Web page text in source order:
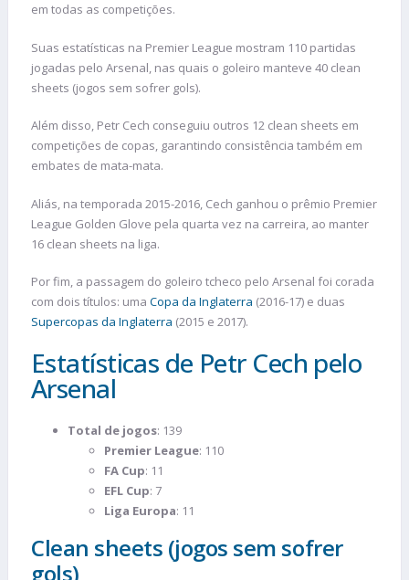
em todas as competições.
Suas estatísticas na Premier League mostram 110 partidas
jogadas pelo Arsenal, nas quais o goleiro manteve 40 clean
sheets (jogos sem sofrer gols).
Além disso, Petr Cech conseguiu outros 12 clean sheets em
competições de copas, garantindo consistência também em
embates de mata-mata.
Aliás, na temporada 2015-2016, Cech ganhou o prêmio Premier
League Golden Glove pela quarta vez na carreira, ao manter
16 clean sheets na liga.
Por fim, a passagem do goleiro tcheco pelo Arsenal foi corada
com dois títulos: uma Copa da Inglaterra (2016-17) e duas
Supercopas da Inglaterra (2015 e 2017).
Estatísticas de Petr Cech pelo
Arsenal
Total de jogos: 139
Premier League: 110
FA Cup: 11
EFL Cup: 7
Liga Europa: 11
Clean sheets (jogos sem sofrer
gols)